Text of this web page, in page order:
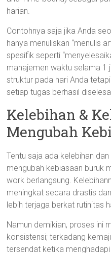
harian.
Contohnya saja jika Anda
hanya menuliskan “menulis
spesifik seperti
manajemen waktu selama 1
struktur pada hari Anda
setiap tugas berhasil
Kelebihan &
Mengubah
Tentu saja ada kelebihan
mengubah kebiasaan buruk
work berlangsung.
meningkat secara drastis
lebih terjaga berkat rutinitas
Namun demikian, proses ini
konsistensi; terkadang
tersendat ketika